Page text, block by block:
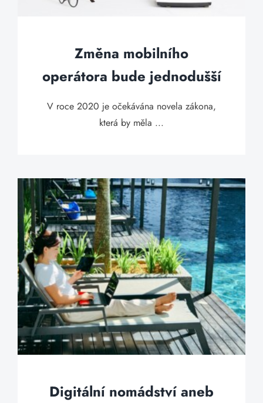
Změna mobilního
operátora bude jednodušší
V roce 2020 je očekávána novela zákona,
která by měla ...
Digitální nomádství aneb